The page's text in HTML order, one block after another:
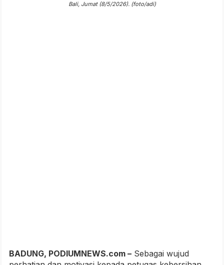
Bali, Jumat (8/5/2026). (foto/adi)
BADUNG, PODIUMNEWS.com – Sebagai wujud